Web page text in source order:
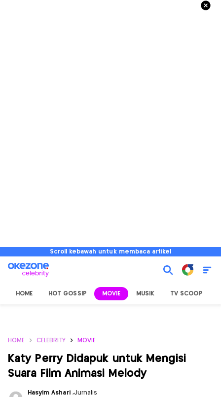
Scroll kebawah untuk membaca artikel
HOME HOT GOSSIP MOVIE MUSIK TV SCOOP
HOME CELEBRITY MOVIE
Katy Perry Didapuk untuk Mengisi
Suara Film Animasi Melody
Hasyim Ashari ,Jurnalis